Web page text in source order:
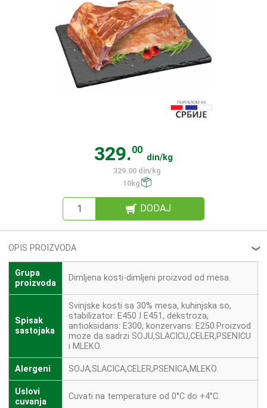
329.00
din/kg
329.00 din/kg
10kg
DODAJ
OPIS PROIZVODA ❮
Grupa
proizvoda
Dimljena kosti-dimljeni proizvod od mesa.
Spisak
sastojaka
Svinjske kosti sa 30% mesa, kuhinjska so,
stabilizator: E450 I E451, dekstroza,
antioksidans: E300, konzervans: E250.Proizvod
moze da sadrzi SOJU,SLACICU,CELER,PSENICU
i MLEKO.
Alergeni SOJA,SLACICA,CELER,PSENICA,MLEKO.
Uslovi
cuvanja
Cuvati na temperature od 0°C do +4°C.